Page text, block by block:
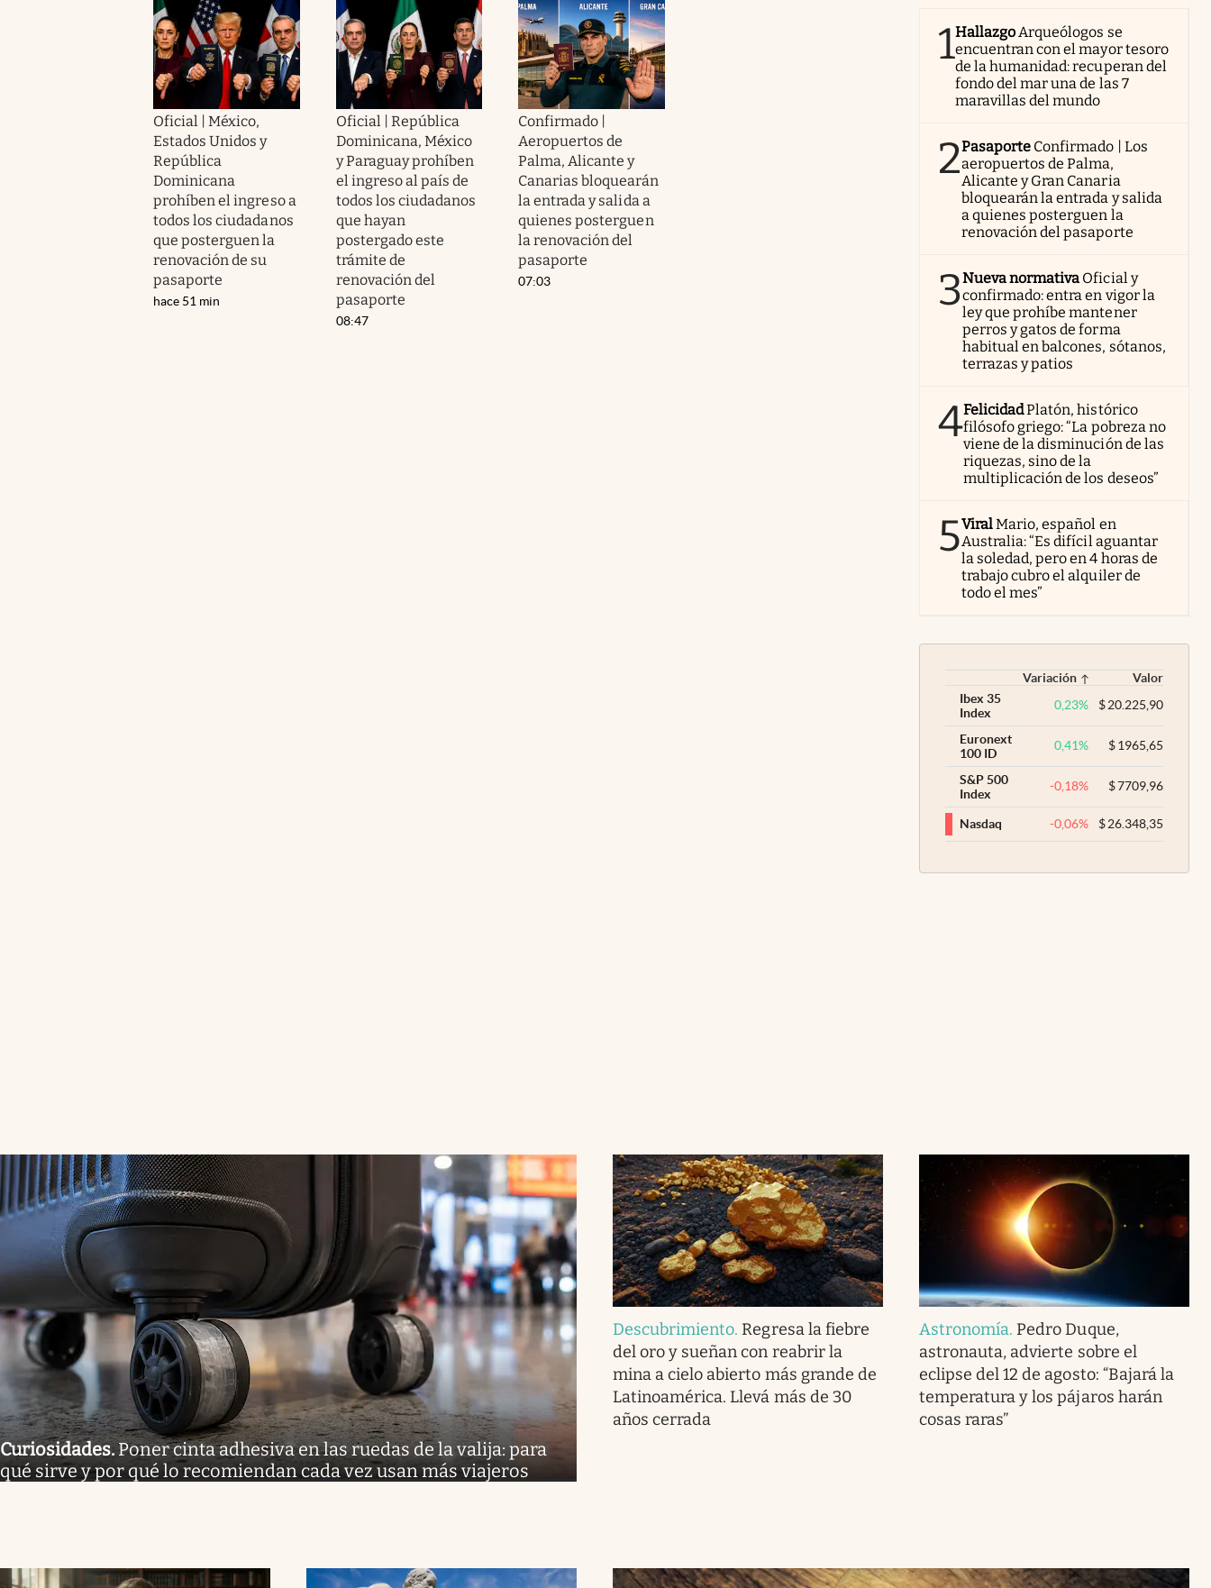
Oficial | México,
Estados Unidos y
República
Dominicana
prohíben el ingreso a
todos los ciudadanos
que posterguen la
renovación de su
pasaporte
hace 51 min
Oficial | República
Dominicana, México
y Paraguay prohíben
el ingreso al país de
todos los ciudadanos
que hayan
postergado este
trámite de
renovación del
pasaporte
08:47
Confirmado |
Aeropuertos de
Palma, Alicante y
Canarias bloquearán
la entrada y salida a
quienes posterguen
la renovación del
pasaporte
07:03
1HallazgoArqueólogos se
encuentran con el mayor tesoro
de la humanidad: recuperan del
fondo del mar una de las 7
maravillas del mundo
2Pasaporte Confirmado | Los
aeropuertos de Palma,
Alicante y Gran Canaria
bloquearán la entrada y salida
a quienes posterguen la
renovación del pasaporte
3Nueva normativa Oficial y
confirmado: entra en vigor la
ley que prohíbe mantener
perros y gatos de forma
habitual en balcones, sótanos,
terrazas y patios
4FelicidadPlatón, histórico
filósofo griego: “La pobreza no
viene de la disminución de las
riquezas, sino de la
multiplicación de los deseos”
5ViralMario, español en
Australia: “Es difícil aguantar
la soledad, pero en 4 horas de
trabajo cubro el alquiler de
todo el mes”
Variación
Valor
Ibex 35
Index
0,23% $20.225,90
Euronext
100 ID
0,41% $1965,65
S&P 500
Index
-0,18% $7709,96
Nasdaq -0,06% $26.348,35
Curiosidades.Poner cinta adhesiva en las ruedas de la valija: para
qué sirve y por qué lo recomiendan cada vez usan más viajeros
Descubrimiento. Regresa la fiebre
del oro y sueñan con reabrir la
mina a cielo abierto más grande de
Latinoamérica. Llevá más de 30
años cerrada
Astronomía. Pedro Duque,
astronauta, advierte sobre el
eclipse del 12 de agosto: “Bajará la
temperatura y los pájaros harán
cosas raras”